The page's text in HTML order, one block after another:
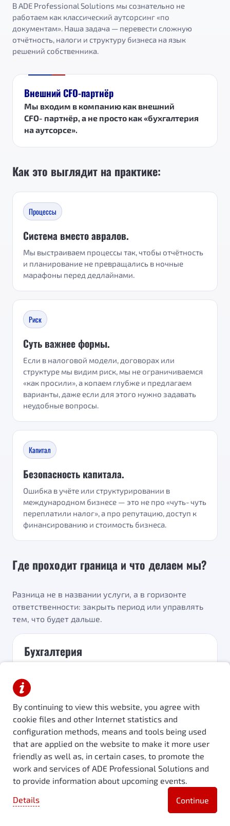
В ADE Professional Solutions мы сознательно не
работаем как классический аутсорсинг «по
документам». Наша задача — перевести сложную
отчётность, налоги и структуру бизнеса на язык
решений собственника.
Внешний CFO-партнёр
Мы входим в компанию как внешний
CFO‑партнёр, а не просто как «бухгалтерия
на аутсорсе».
Как это выглядит на практике:
Процессы
Система вместо авралов.
Мы выстраиваем процессы так, чтобы отчётность
и планирование не превращались в ночные
марафоны перед дедлайнами.
Риск
Суть важнее формы.
Если в налоговой модели, договорах или
структуре мы видим риск, мы не ограничиваемся
«как просили», а копаем глубже и предлагаем
варианты, даже если для этого нужно задавать
неудобные вопросы.
Капитал
Безопасность капитала.
Ошибка в учёте или структурировании в
международном бизнесе — это не про «чуть‑чуть
переплатили налог», а про репутацию, доступ к
финансированию и стоимость бизнеса.
Где проходит граница и что делаем мы?
Разница не в названии услуги, а в горизонте
ответственности: закрыть период или управлять
тем, что будет дальше.
Бухгалтерия
формы: чтобы всё было правильно оформлено,
отражено и сдано регуляторам. Это про
прошлое: закрыть период, выполнить
требования ОАЭ, не получить вопросов от FTA и
банков.
Документы, проводки и сроки
Историческая отчётность
Форма и регуляторные требования
WhatsApp Диагностика
By continuing to view this website, you agree with
cookie files and other Internet statistics and
configuration methods, means and tools being used
that are applied on the website to make it more user
friendly as well as, in certain cases, to promote the
work and services of ADE Professional Solutions and
to provide information about upcoming events.
Details
Continue